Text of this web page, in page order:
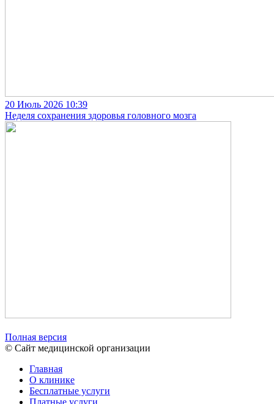
20 Июль 2026 10:39
Неделя сохранения здоровья головного мозга
Полная версия
© Сайт медицинской организации
Главная
О клинике
Бесплатные услуги